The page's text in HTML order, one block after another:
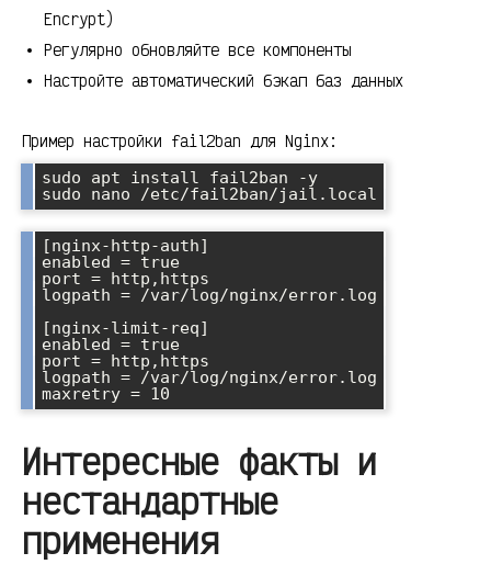
Encrypt)
Регулярно обновляйте все компоненты
Настройте автоматический бэкап баз данных
Пример настройки fail2ban для Nginx:
sudo apt install fail2ban -y
[nginx-http-auth]
enabled = true
port = http,https
logpath = /var/log/nginx/error.log
[nginx-limit-req]
enabled = true
port = http,https
logpath = /var/log/nginx/error.log
Интересные факты и
нестандартные
применения